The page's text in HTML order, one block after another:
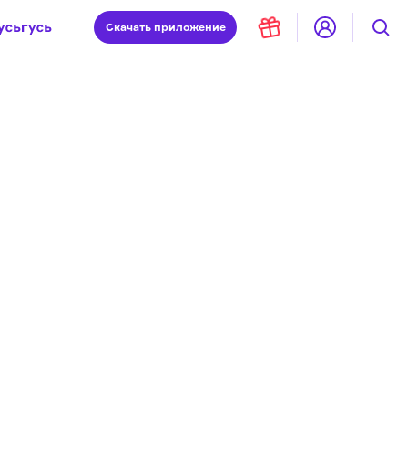
Скачать приложение